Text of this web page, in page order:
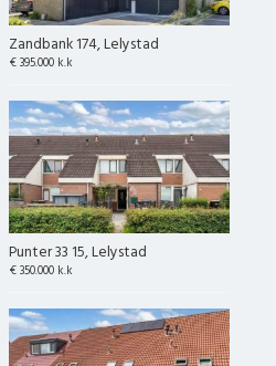
Zandbank 174, Lelystad
€ 395.000 k.k
Punter 33 15, Lelystad
€ 350.000 k.k